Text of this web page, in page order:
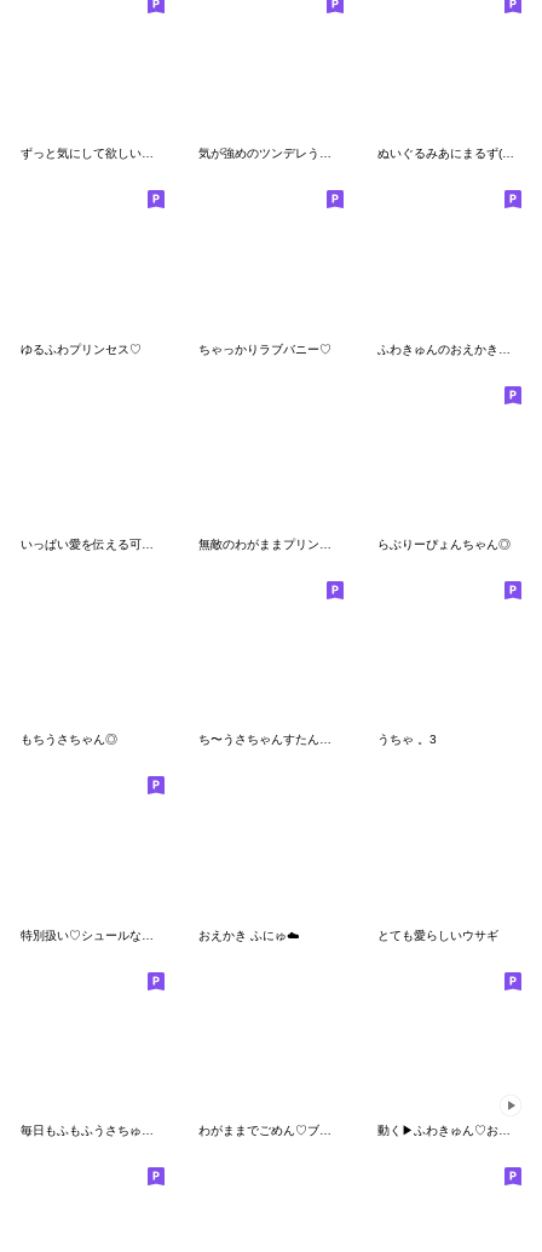
ずっと気にして欲しいクマ 気が強めのツンデレうさぎ ぬいぐるみあにまるず(文字あり)
ゆるふわプリンセス♡ ちゃっかりラブバニー♡
らぶりーぴょんちゃん◎
もちうさちゃん◎ ち〜うさちゃんすたんぷ！ うちゃ 。3
おえかき ふにゅ☁️ とても愛らしいウサギ
動く▶︎ふわきゅん♡おえかきちたよ